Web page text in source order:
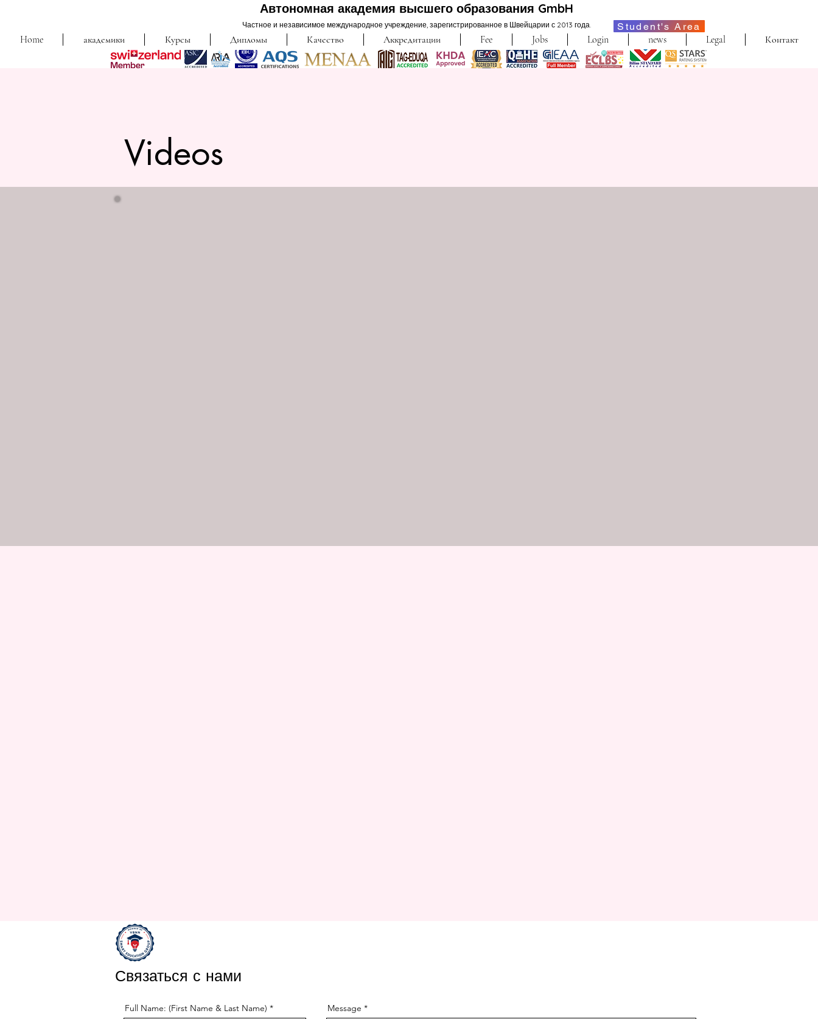
Автономная академия высшего образования GmbH
Частное и независимое международное учреждение, зарегистрированное в Швейцарии с 2013 года. Student's Area
Home академики Курсы Дипломы Качество Аккредитации Fee Jobs Login news Legal Контакт
Videos
Связаться с нами
Full Name: (First Name & Last Name) Message